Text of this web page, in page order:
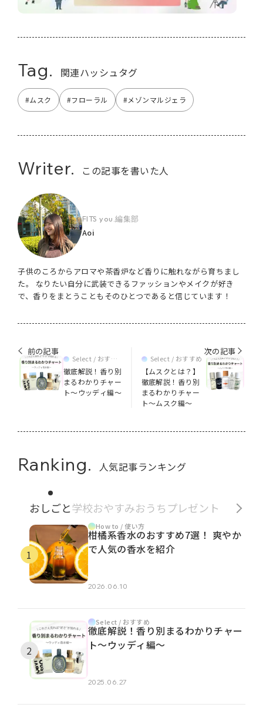
Tag. 関連ハッシュタグ
#ムスク #フローラル #メゾンマルジェラ
Writer. この記事を書いた人
FITS you.編集部
Aoi
子供のころからアロマや茶香炉など香りに触れながら育ちまし
た。 なりたい自分に武装できるファッションやメイクが好き
で、香りをまとうこともそのひとつであると信じています！
前の記事
Select / おすす
め
徹底解説！香り別
まるわかりチャー
ト～ウッディ編～
次の記事
Select / おすすめ
【ムスクとは？】
徹底解説！香り別
まるわかりチャー
ト～ムスク編～
Ranking. 人気記事ランキング
おしごと学校おやすみおうち プレゼント
How to / 使い方
柑橘系香水のおすすめ7選！ 爽やか
で人気の香水を紹介
2026.06.10
Select / おすすめ
徹底解説！香り別まるわかりチャー
ト～ウッディ編～
2025.06.27